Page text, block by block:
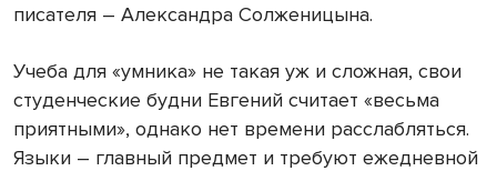
писателя – Александра Солженицына.
Учеба для «умника» не такая уж и сложная, свои
студенческие будни Евгений считает «весьма
приятными», однако нет времени расслабляться.
Языки – главный предмет и требуют ежедневной